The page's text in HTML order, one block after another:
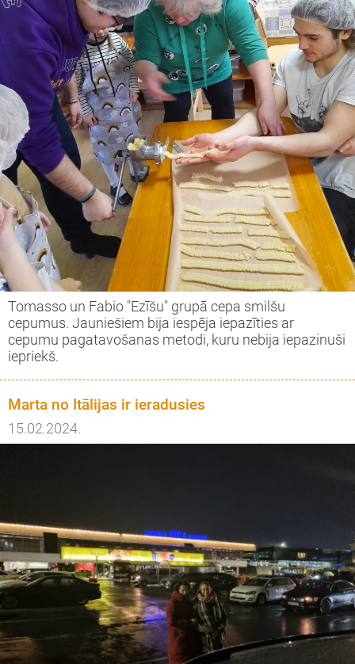
Tomasso un Fabio "Ezīšu" grupā cepa smilšu
cepumus. Jauniešiem bija iespēja iepazīties ar
cepumu pagatavošanas metodi, kuru nebija iepazinuši
iepriekš.
Marta no Itālijas ir ieradusies
15.02.2024.